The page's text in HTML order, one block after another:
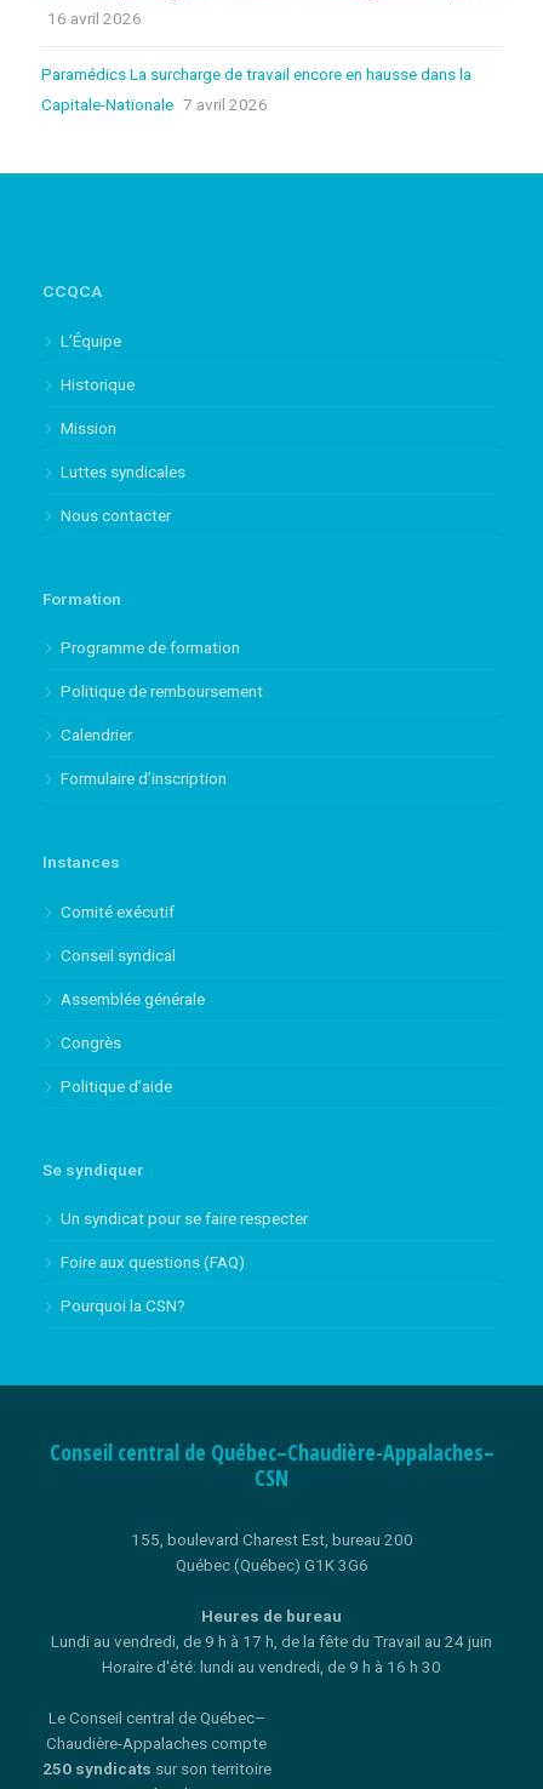
16 avril 2026
Paramédics La surcharge de travail encore en hausse dans la
Capitale-Nationale 7 avril 2026
CCQCA
L’Équipe
Historique
Mission
Luttes syndicales
Nous contacter
Formation
Programme de formation
Politique de remboursement
Calendrier
Formulaire d’inscription
Instances
Comité exécutif
Conseil syndical
Assemblée générale
Congrès
Politique d’aide
Se syndiquer
Un syndicat pour se faire respecter
Foire aux questions (FAQ)
Pourquoi la CSN?
Conseil central de Québec–Chaudière-Appalaches–
CSN
155, boulevard Charest Est, bureau 200
Québec (Québec) G1K 3G6
Heures de bureau
Lundi au vendredi, de 9 h à 17 h, de la fête du Travail au 24 juin
Horaire d'été: lundi au vendredi, de 9 h à 16 h 30
Le Conseil central de Québec–
Chaudière-Appalaches compte
250 syndicats sur son territoire